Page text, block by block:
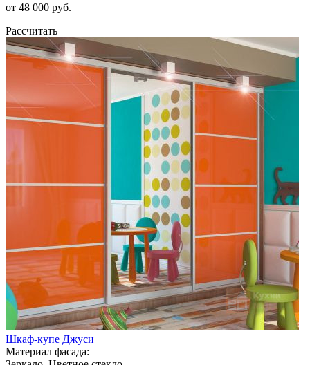
от 48 000 руб.
Рассчитать
Шкаф-купе Джуси
Материал фасада: